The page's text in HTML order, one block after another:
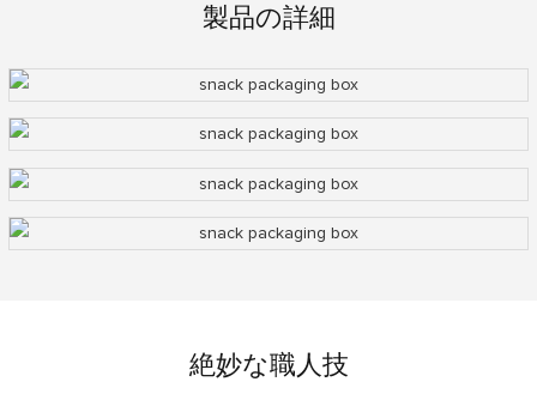
製品の詳細
絶妙な職人技